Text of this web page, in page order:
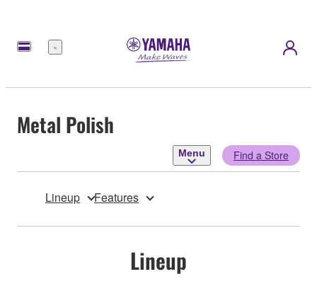
Menu
Metal Polish
Menu Find a Store
Lineup Features
Lineup